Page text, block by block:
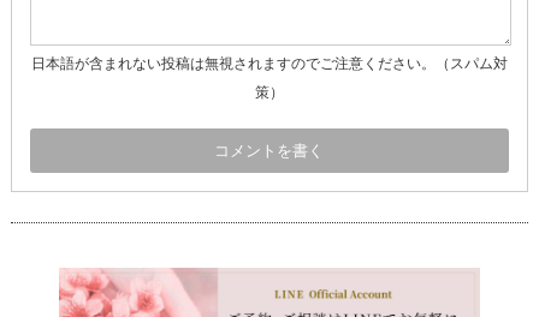
日本語が含まれない投稿は無視されますのでご注意ください。（スパム対
策）